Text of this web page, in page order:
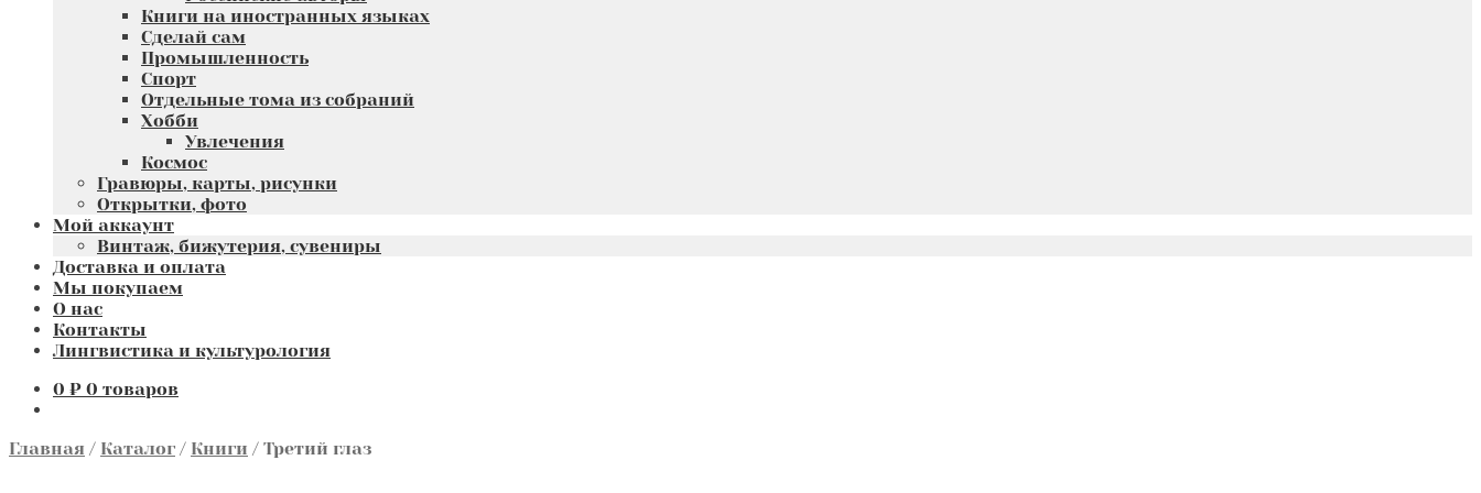
Книги на иностранных языках
Сделай сам
Промышленность
Спорт
Отдельные тома из собраний
Хобби
Увлечения
Космос
Гравюры, карты, рисунки
Открытки, фото
Мой аккаунт
Винтаж, бижутерия, сувениры
Доставка и оплата
Мы покупаем
О нас
Контакты
Лингвистика и культурология
0 ₽ 0 товаров
Главная / Каталог / Книги / Третий глаз